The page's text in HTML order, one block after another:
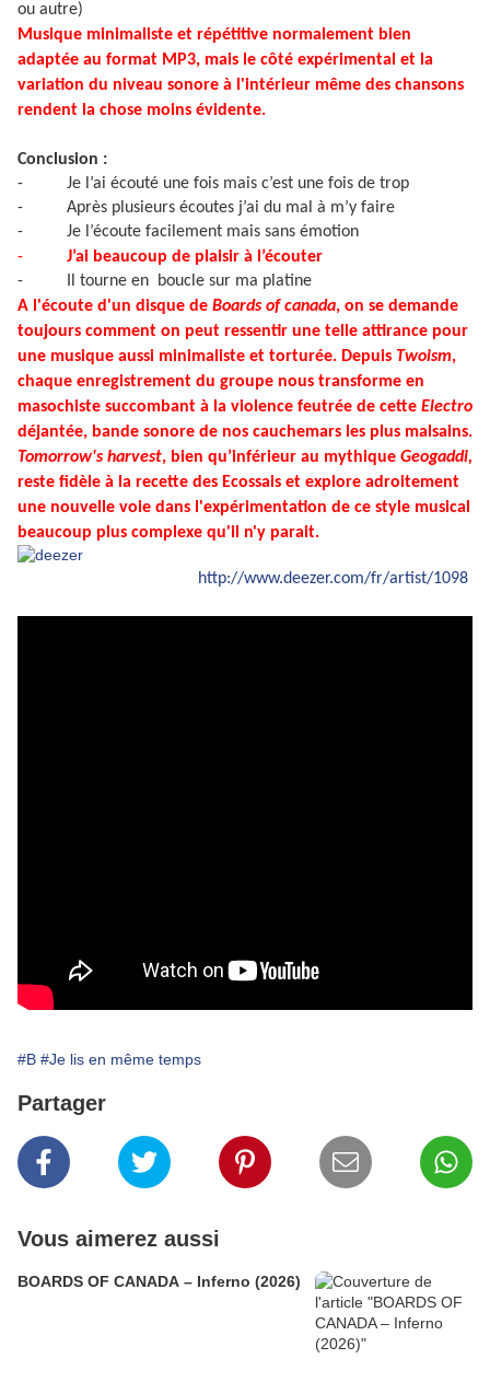
ou autre)
Musique minimaliste et répétitive normalement bien
adaptée au format MP3, mais le côté expérimental et la
variation du niveau sonore à l'intérieur même des chansons
rendent la chose moins évidente.
Conclusion :
-
Je l’ai écouté une fois mais c’est une fois de trop
-
Après plusieurs écoutes j’ai du mal à m’y faire
-
Je l’écoute facilement mais sans émotion
-
J’ai beaucoup de plaisir à l’écouter
-
Il tourne en boucle sur ma platine
A l'écoute d'un disque de Boards of canada, on se demande
toujours comment on peut ressentir une telle attirance pour
une musique aussi minimaliste et torturée. Depuis Twoism,
chaque enregistrement du groupe nous transforme en
masochiste succombant à la violence feutrée de cette Electro
déjantée, bande sonore de nos cauchemars les plus malsains.
Tomorrow's harvest, bien qu’inférieur au mythique Geogaddi,
reste fidèle à la recette des Ecossais et explore adroitement
une nouvelle voie dans l'expérimentation de ce style musical
beaucoup plus complexe qu'il n'y parait.
http://www.deezer.com/fr/artist/1098
#B #Je lis en même temps
Partager
Vous aimerez aussi
BOARDS OF CANADA – Inferno (2026)